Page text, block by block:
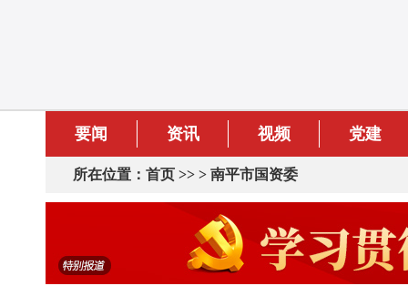
要闻 资讯 视频 党建
所在位置： 首页 >> > 南平市国资委